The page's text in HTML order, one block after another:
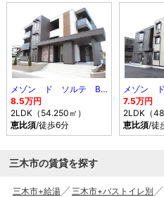
メゾン ド ソルテ B棟
8.5万円
2LDK（54.250㎡）
恵比須/徒歩6分
7.5万円
2LDK（
恵比須/徒
三木市の賃貸を探す
三木市+給湯 三木市+バストイレ別